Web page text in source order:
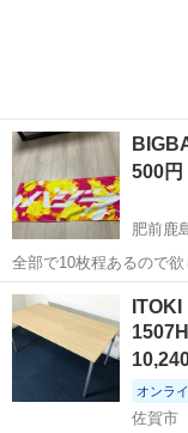
500円
肥前鹿
全部で10枚程あるので
佐賀
オンラ
佐賀市